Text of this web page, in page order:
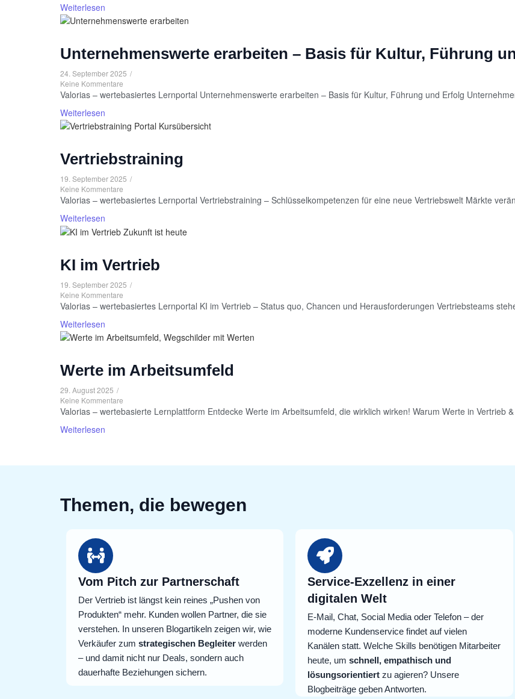
Weiterlesen
Unternehmenswerte erarbeiten – Basis für Kultur, Führung
24. September 2025 /
Keine Kommentare
Valorias – wertebasiertes Lernportal Unternehmenswerte erarbeiten – Basis für Kultur, Führung und Erfolg
Weiterlesen
Vertriebstraining
19. September 2025 /
Keine Kommentare
Valorias – wertebasiertes Lernportal Vertriebstraining – Schlüsselkompetenzen für eine neue Vertriebswelt Märkte
Weiterlesen
KI im Vertrieb
19. September 2025 /
Keine Kommentare
Valorias – wertebasiertes Lernportal KI im Vertrieb – Status quo, Chancen und Herausforderungen Vertriebsteams
Weiterlesen
Werte im Arbeitsumfeld
29. August 2025 /
Keine Kommentare
Valorias – wertebasierte Lernplattform Entdecke Werte im Arbeitsumfeld, die wirklich wirken! Warum Werte in Vertrieb
Weiterlesen
Themen, die bewegen
Vom Pitch zur Partnerschaft
Der Vertrieb ist längst kein reines „Pushen von
Produkten“ mehr. Kunden wollen Partner, die sie
verstehen. In unseren Blogartikeln zeigen wir, wie
Verkäufer zum strategischen Begleiter werden
– und damit nicht nur Deals, sondern auch
dauerhafte Beziehungen sichern.
Service-Exzellenz in einer
digitalen Welt
E-Mail, Chat, Social Media oder Telefon – der
moderne Kundenservice findet auf vielen
Kanälen statt. Welche Skills benötigen Mitarbeiter
heute, umschnell, empathisch und
lösungsorientiertzu agieren? Unsere
Blogbeiträge geben Antworten.